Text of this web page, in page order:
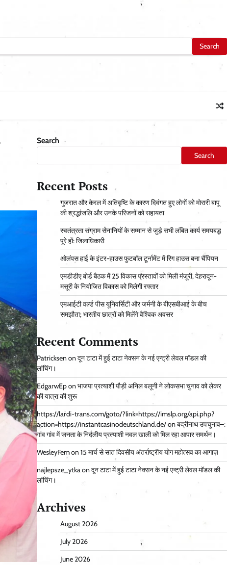
Search
Search
Recent Posts
गुजरात और केरल में अतिवृष्टि के कारण दिवंगत हुए लोगों को मोरारी बापू
की श्रद्धांजलि और उनके परिजनों को सहायता
स्वतंत्रता संग्राम सेनानियों के सम्मान से जुड़े सभी लंबित कार्य समयबद्ध
पूरे हों: जिलाधिकारी
ओलंपस हाई के इंटर-हाउस फुटबॉल टूर्नामेंट में रिग हाउस बना चैंपियन
एमडीडीए बोर्ड बैठक में 25 विकास प्रस्तावों को मिली मंजूरी, देहरादून-
मसूरी के नियोजित विकास को मिलेगी रफ्तार
एमआईटी वर्ल्ड पीस यूनिवर्सिटी और जर्मनी के बीएसबीआई के बीच
समझौता; भारतीय छात्रों को मिलेंगे वैश्विक अवसर
Recent Comments
Patricksenonदून टाटा में हुई टाटा नेक्सन के नई एन्ट्री लेवल मॉडल की
लांचिंग।
EdgarwEponभाजपा प्रत्याशी पौड़ी अनिल बलूनी ने लोकसभा चुनाव को लेकर
की यात्रा की शुरू
https://lardi-trans.com/goto/?link=https://imslp.org/api.php?
action=https://instantcasinodeutschland.de/onबद्रीनाथ उपचुनाव–:
गांव गांव में जनता के निर्दलीय प्रत्याशी नवल खाली को मिल रहा आपार समर्थन।
WesleyFemon15 मार्च से सात दिवसीय अंतर्राष्ट्रीय योग महोत्सव का आगाज़
najlepsze_ytkaonदून टाटा में हुई टाटा नेक्सन के नई एन्ट्री लेवल मॉडल की
लांचिंग।
Archives
August 2026
July 2026
June 2026